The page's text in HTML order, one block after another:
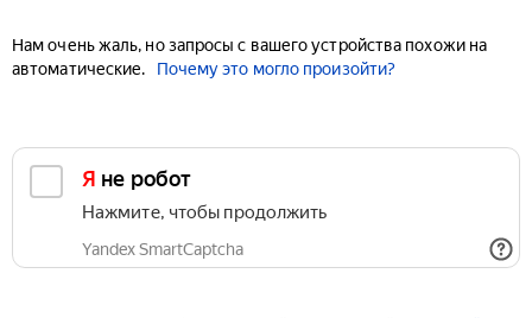
Нам очень жаль, но запросы с вашего устройства похожи на
автоматические.
Почему это могло произойти?
Я не робот
Нажмите, чтобы продолжить
Yandex SmartCaptcha